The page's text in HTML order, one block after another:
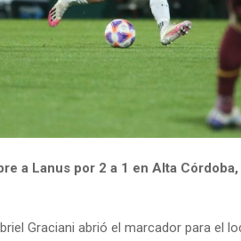
a Lanus por 2 a 1 en Alta
Graciani abrió el marcador para el